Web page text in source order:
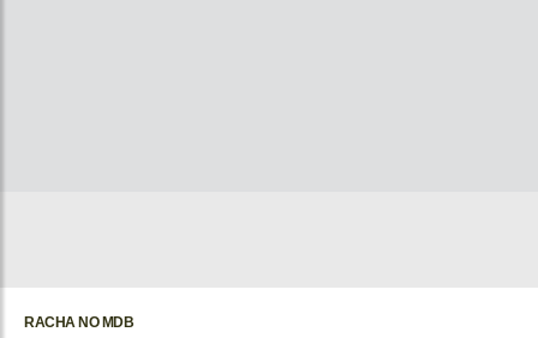
RACHA NO MDB